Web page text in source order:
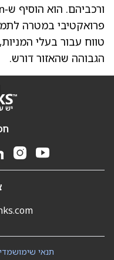
פרואקטיבי במטרה
טווח עבור בעלי
הגבוהה שהאזור דורש.
תנאי שימוש